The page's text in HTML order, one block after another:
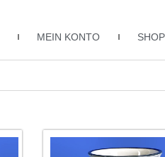
MEIN KONTO SHOP